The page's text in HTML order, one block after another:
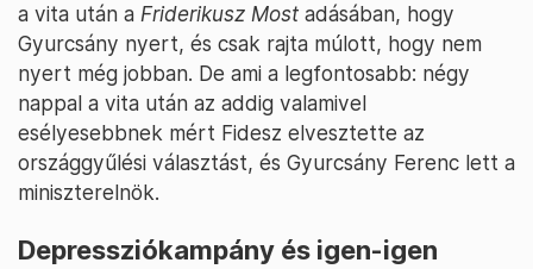
a vita után a Friderikusz Most adásában, hogy
Gyurcsány nyert, és csak rajta múlott, hogy nem
nyert még jobban. De ami a legfontosabb: négy
nappal a vita után az addig valamivel
esélyesebbnek mért Fidesz elvesztette az
országgyűlési választást, és Gyurcsány Ferenc lett a
miniszterelnök.
Depressziókampány és igen-igen